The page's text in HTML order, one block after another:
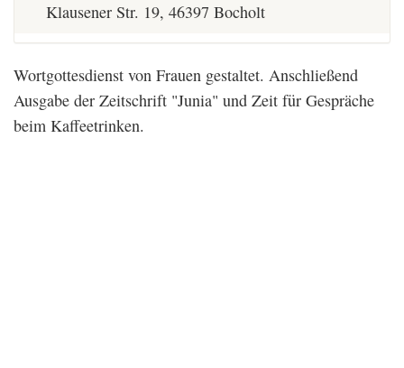
Klausener Str. 19, 46397 Bocholt
Wortgottesdienst von Frauen gestaltet. Anschließend
Ausgabe der Zeitschrift "Junia" und Zeit für Gespräche
beim Kaffeetrinken.